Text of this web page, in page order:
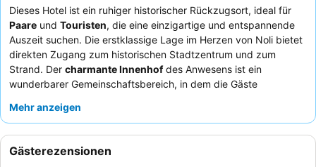
Dieses Hotel ist ein ruhiger historischer Rückzugsort, ideal für
Paare und Touristen, die eine einzigartige und entspannende
Auszeit suchen. Die erstklassige Lage im Herzen von Noli bietet
direkten Zugang zum historischen Stadtzentrum und zum
Strand. Der charmante Innenhofdes Anwesens ist ein
wunderbarer Gemeinschaftsbereich, in dem die Gäste
den Servicefür ihre Herzlichkeit und Professionalität sowie das
frische Focaccia. Für ein wirklich authentisches Erlebnis sollten
Sie ein Zimmer buchen, das die ursprünglichen historischen
Mehr anzeigen
Gästerezensionen